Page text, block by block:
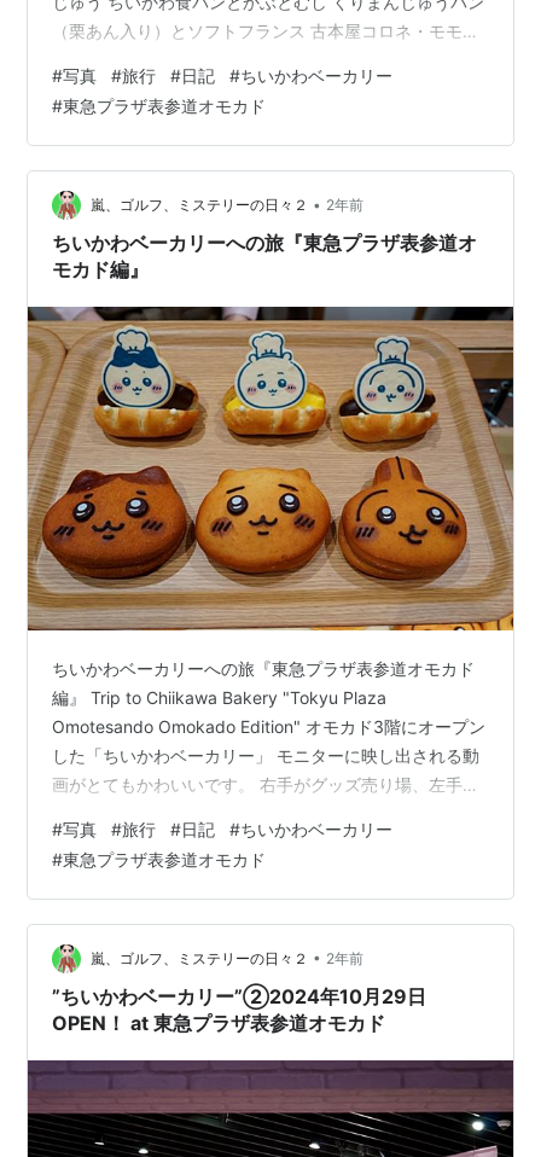
（栗あん入り）とソフトフランス 古本屋コロネ・モモン
フトフランス ハチワレパン 購入するパンをセレクトする
と、店員さんがトレーに乗せてくれます。このタイミン
グで”お写真どうぞ”のお声がけをしてくれました。
photoⒸarashi ご購読に感謝申し上げます。 読者登録と
1日1クリ…
#写真 #旅行 #日記 #ちいかわベーカリー
#東急プラザ表参道オモカド
嵐、ゴルフ、ミステリーの日々２ • 2年前
ちいかわベーカリーへの旅『東急プラザ表参道オ
モカド編』
ちいかわベーカリーへの旅『東急プラザ表参道オモカド
編』 Trip to Chiikawa Bakery "Tokyu Plaza
Omotesando Omokado Edition" オモカド3階にオープン
した「ちいかわベーカリー」 モニターに映し出される動
画がとてもかわいいです。 右手がグッズ売り場、左手が
方法が異なります。グッズ売り場は時間帯によりフリー
入場も開始されています。（午後3時以降など）参考：ち
いかわベーカリー photoⒸarashi ご購読に感謝申し上げ
ます。 読者登録と1日1クリックの応援をよろしくお願い
いたします。(#^…
#写真 #旅行 #日記 #ちいかわベーカリー
#東急プラザ表参道オモカド
嵐、ゴルフ、ミステリーの日々２ • 2年前
”ちいかわベーカリー”②2024年10月29日
OPEN！ at 東急プラザ表参道オモカド